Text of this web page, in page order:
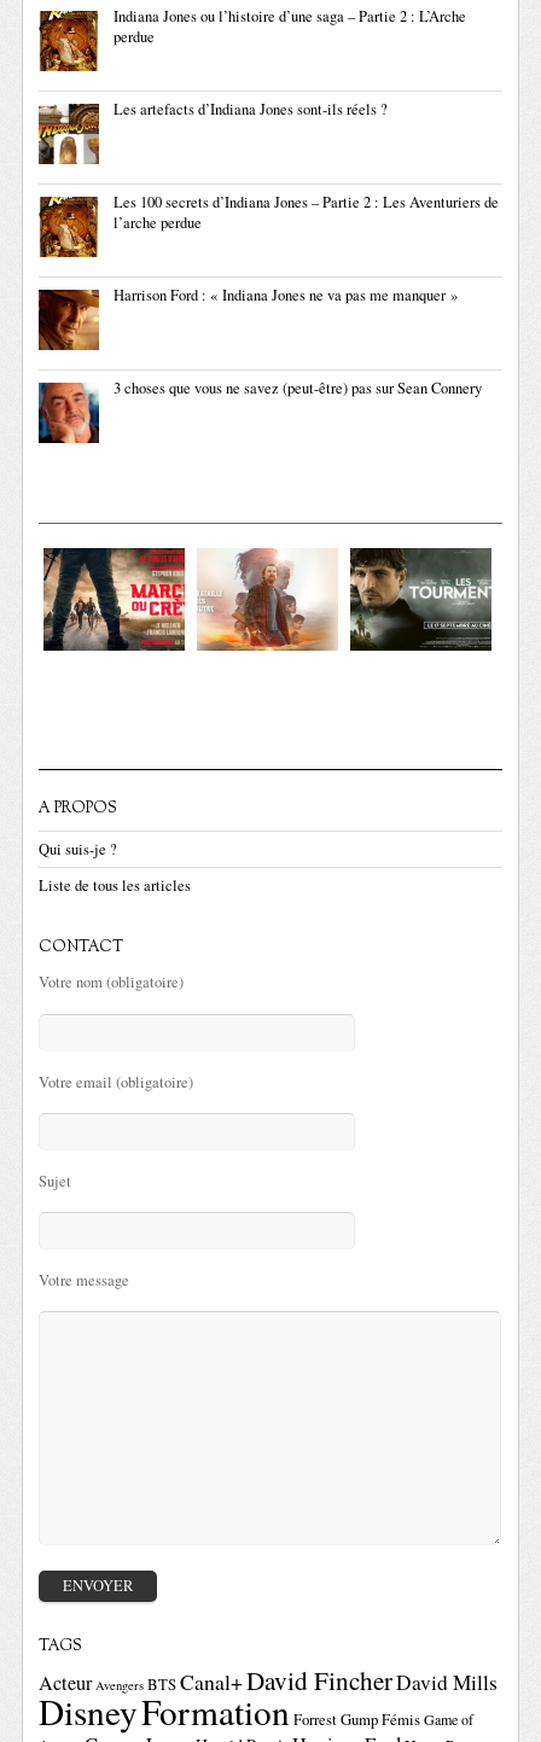
Indiana Jones ou l’histoire d’une saga – Partie 2 : L’Arche
perdue
Les artefacts d’Indiana Jones sont-ils réels ?
Les 100 secrets d’Indiana Jones – Partie 2 : Les Aventuriers de
l’arche perdue
Harrison Ford : « Indiana Jones ne va pas me manquer »
3 choses que vous ne savez (peut-être) pas sur Sean Connery
A PROPOS
Qui suis-je ?
Liste de tous les articles
CONTACT
Votre nom (obligatoire)
Votre email (obligatoire)
Sujet
Votre message
TAGS
Acteur Avengers BTSCanal+David FincherDavid Mills
DisneyFormationForrest GumpFémis Game of